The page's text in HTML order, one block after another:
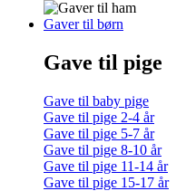
Gaver til børn
Gave til pige
Gave til baby pige
Gave til pige 2-4 år
Gave til pige 5-7 år
Gave til pige 8-10 år
Gave til pige 11-14 år
Gave til pige 15-17 år